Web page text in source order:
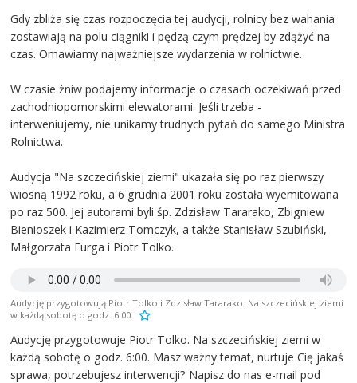
Gdy zbliża się czas rozpoczęcia tej audycji, rolnicy bez wahania
zostawiają na polu ciągniki i pędzą czym prędzej by zdążyć na
czas. Omawiamy najważniejsze wydarzenia w rolnictwie.
W czasie żniw podajemy informacje o czasach oczekiwań przed
zachodniopomorskimi elewatorami. Jeśli trzeba -
interweniujemy, nie unikamy trudnych pytań do samego Ministra
Rolnictwa.
Audycja "Na szczecińskiej ziemi" ukazała się po raz pierwszy
wiosną 1992 roku, a 6 grudnia 2001 roku została wyemitowana
po raz 500. Jej autorami byli śp. Zdzisław Tararako, Zbigniew
Bienioszek i Kazimierz Tomczyk, a także Stanisław Szubiński,
Małgorzata Furga i Piotr Tolko.
Audycję przygotowują Piotr Tolko i Zdzisław Tararako. Na szczecińskiej ziemi
w każdą sobotę o godz. 6.00.
Audycję przygotowuje Piotr Tolko. Na szczecińskiej ziemi w
każdą sobotę o godz. 6:00. Masz ważny temat, nurtuje Cię jakaś
sprawa, potrzebujesz interwencji? Napisz do nas e-mail pod